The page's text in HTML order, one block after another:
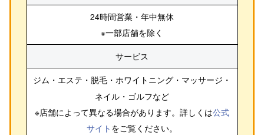
24時間営業・年中無休
※一部店舗を除く
サービス
ジム・エステ・脱毛・ホワイトニング・マッサージ・
ネイル・ゴルフなど
※店舗によって異なる場合があります。詳しくは公式
サイト をご覧ください。